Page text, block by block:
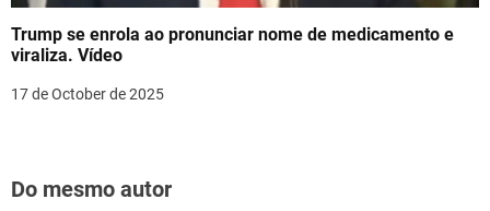
Trump se enrola ao pronunciar nome de medicamento e
viraliza. Vídeo
17 de October de 2025
Do mesmo autor